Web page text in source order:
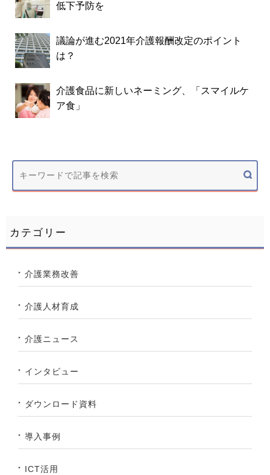
低下予防を
議論が進む2021年介護報酬改定のポイント
は？
介護食品に新しいネーミング、「スマイルケ
ア食」
カテゴリー
介護業務改善
介護人材育成
介護ニュース
インタビュー
ダウンロード資料
導入事例
ICT活用